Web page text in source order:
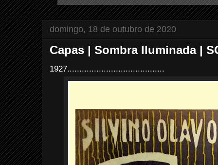
domingo, 18 de outubro de 2020
Capas | Sombra Iluminada |
1927........................................